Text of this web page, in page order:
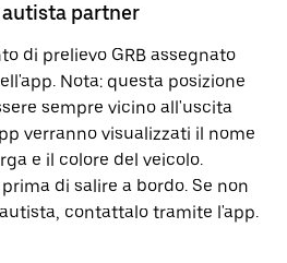
partner
di prelievo GRB assegnato
Nota: questa posizione
sempre vicino all'uscita
verranno visualizzati il nome
e il colore del veicolo.
di salire a bordo. Se non
contattalo tramite l'app.